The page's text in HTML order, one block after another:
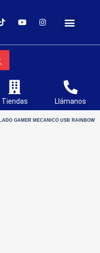
Tiendas Llámanos
GAMER MECANICO USB RAINBOW